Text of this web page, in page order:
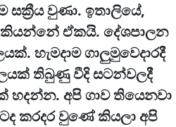
වුණා. ඉතාලියේ,
කියන්නේ ඒකයි. දේශපාලන
හැමදාම ගාලුමුව‍ෙදාරදී
තිබුණු වීදි සටන්වලදී
හදන්න. අපි ගාව තියෙනවා
කරදර වුණේ කියලා අපි